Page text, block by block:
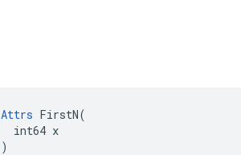
Attrs FirstN(
  int64 x
)